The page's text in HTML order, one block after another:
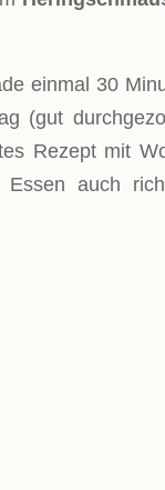
einmal 30
(gut
Rezept mit
auch